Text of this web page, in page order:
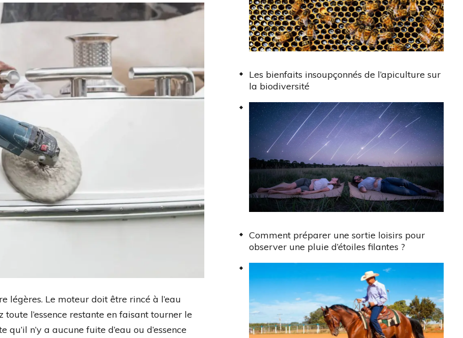
légères. Le moteur doit être rincé à l’eau
toute l’essence restante en faisant tourner le
n’y a aucune fuite d’eau ou d’essence
Les bienfaits insoupçonnés de l’apiculture sur
la biodiversité
Comment préparer une sortie loisirs pour
observer une pluie d’étoiles filantes ?